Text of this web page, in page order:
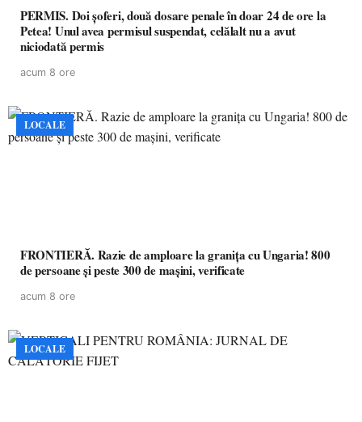
PERMIS. Doi șoferi, două dosare penale în doar 24 de ore la
Petea! Unul avea permisul suspendat, celălalt nu a avut
niciodată permis
acum 8 ore
LOCALE
FRONTIERĂ. Razie de amploare la granița cu Ungaria! 800
de persoane și peste 300 de mașini, verificate
acum 8 ore
LOCALE